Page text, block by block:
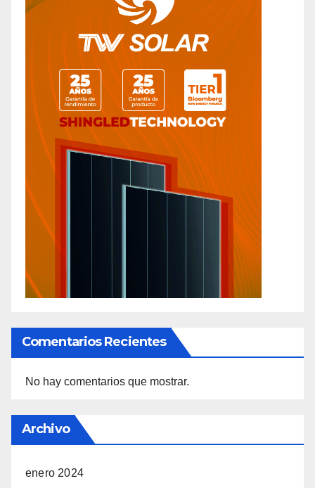
Comentarios Recientes
No hay comentarios que mostrar.
Archivo
enero 2024